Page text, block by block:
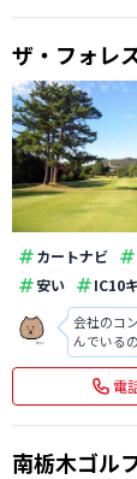
ザ・フォレ
カートナビ
安い
IC10
会社のコ
んでいる
い番手で
気持ちが
電
南栃木ゴル